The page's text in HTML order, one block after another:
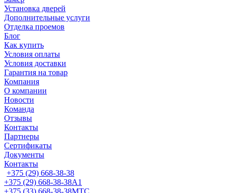
Установка дверей
Дополнительные услуги
Отделка проемов
Блог
Как купить
Условия оплаты
Условия доставки
Гарантия на товар
Компания
О компании
Новости
Команда
Отзывы
Контакты
Партнеры
Сертификаты
Документы
Контакты
+375 (29) 668-38-38
+375 (29) 668-38-38A1
+375 (33) 668-38-38МТС